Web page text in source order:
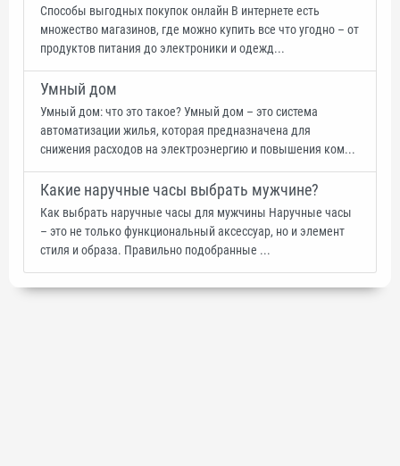
Способы выгодных покупок онлайн В интернете есть
множество магазинов, где можно купить все что угодно – от
продуктов питания до электроники и одежд...
Умный дом
Умный дом: что это такое? Умный дом – это система
автоматизации жилья, которая предназначена для
снижения расходов на электроэнергию и повышения ком...
Какие наручные часы выбрать мужчине?
Как выбрать наручные часы для мужчины Наручные часы
– это не только функциональный аксессуар, но и элемент
стиля и образа. Правильно подобранные ...